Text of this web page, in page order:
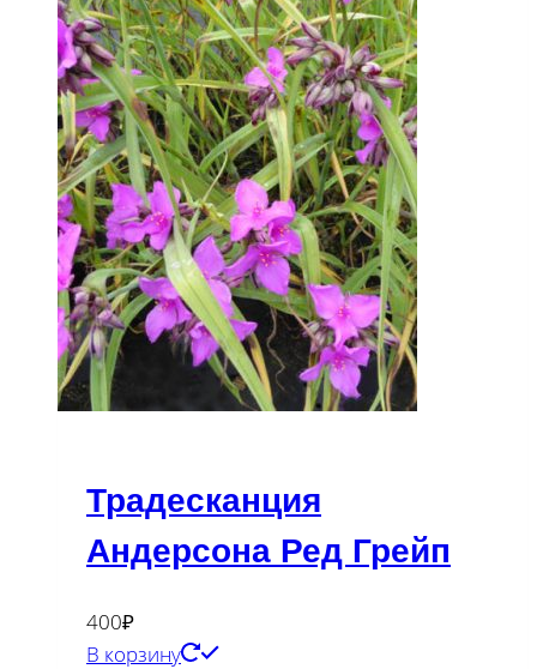
Традесканция
Андерсона Ред Грейп
400₽
В корзину